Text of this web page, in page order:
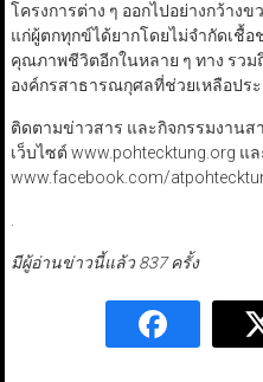
โครงการต่าง ๆ ออกไปอย่างกว้าง
แก่ผู้ตกทุกข์ได้ยากโดยไม่จำกัดเชื้
คุณภาพชีวิตอีกในหลาย ๆ ทาง รว
องค์กรสาธารณกุศลที่ช่วยเหลือปร
ติดตามข่าวสาร และกิจกรรมงาน
เว็บไซต์ www.pohtecktung.org แ
www.facebook.com/
.
มีผู้อ่านข่าวนี้แล้ว 837 ครั้ง